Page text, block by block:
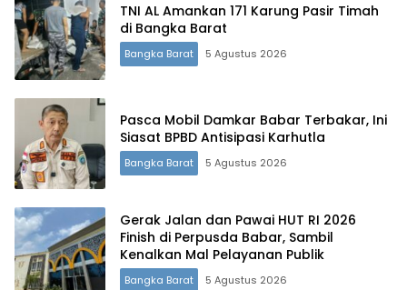
TNI AL Amankan 171 Karung Pasir Timah
di Bangka Barat
Bangka Barat 5 Agustus 2026
Pasca Mobil Damkar Babar Terbakar, Ini
Siasat BPBD Antisipasi Karhutla
Bangka Barat 5 Agustus 2026
Gerak Jalan dan Pawai HUT RI 2026
Finish di Perpusda Babar, Sambil
Kenalkan Mal Pelayanan Publik
Bangka Barat 5 Agustus 2026